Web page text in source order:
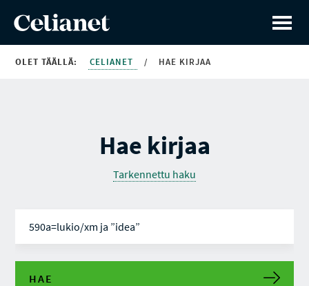
OLET TÄÄLLÄ: CELIANET / HAE KIRJAA
Hae kirjaa
Tarkennettu haku
HAE